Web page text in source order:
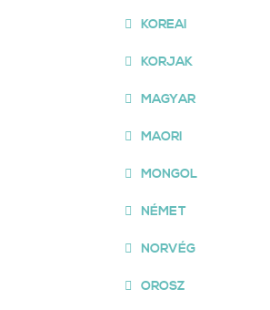
KOREAI
KORJAK
MAGYAR
MAORI
MONGOL
NÉMET
NORVÉG
OROSZ